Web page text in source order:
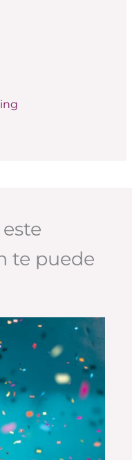
te puede